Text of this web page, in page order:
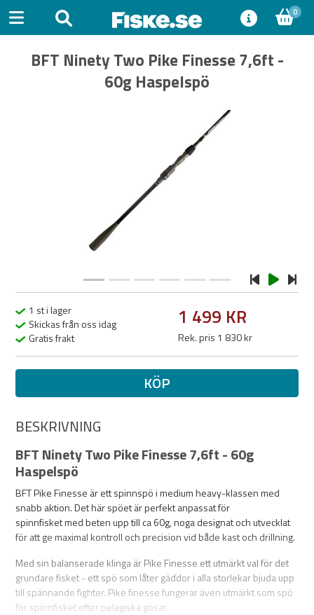
0
BFT Ninety Two Pike Finesse 7,6ft -
60g Haspelspö
1 st i lager
Skickas från oss idag
Gratis frakt
1 499 KR
Rek. pris 1 830 kr
KÖP
BESKRIVNING
BFT Ninety Two Pike Finesse 7,6ft - 60g
Haspelspö
BFT Pike Finesse är ett spinnspö i medium heavy-klassen med
snabb aktion. Det här spöet är perfekt anpassat för
spinnfisket med beten upp till ca 60g, noga designat ochutvecklat
för att ge maximal kontroll och precision vid både kast och drillning.
Med sin balanserade klinga är Pike Finesse ett utmärkt val för det
grundare fisket - ett spö som låter gäddor i alla storlekar bjuda upp
till spännande fighter. Pike finesse fungerar även utmärkt som spö
för spinnfisket efter pelagiska gösar.